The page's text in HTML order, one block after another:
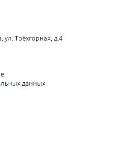
ул. Трёхгорная, д.4
данных